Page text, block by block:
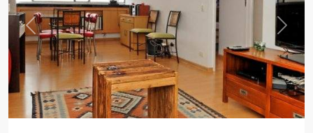
Previous Next